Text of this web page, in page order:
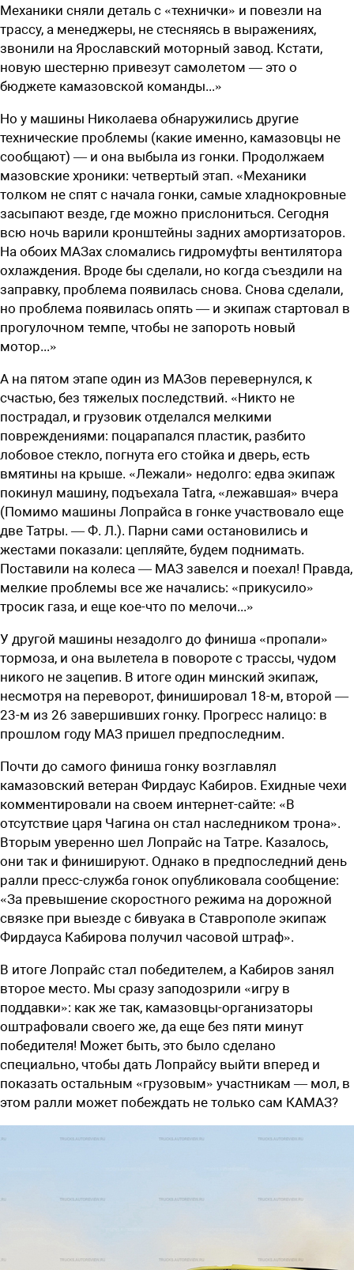
Механики сняли деталь с «технички» и повезли на
трассу, а менеджеры, не стесняясь в выражениях,
звонили на Ярославский моторный завод. Кстати,
новую шестерню привезут самолетом — это о
бюджете камазовской команды...»
Но у машины Николаева обнаружились другие
технические проблемы (какие именно, камазовцы не
сообщают) — и она выбыла из гонки. Продолжаем
мазовские хроники: четвертый этап. «Механики
толком не спят с начала гонки, самые хладнокровные
засыпают везде, где можно прислониться. Сегодня
всю ночь варили кронштейны задних амортизаторов.
На обоих МАЗах сломались гидромуфты вентилятора
охлаждения. Вроде бы сделали, но когда съездили на
заправку, проблема появилась снова. Снова сделали,
но проблема появилась опять — и экипаж стартовал в
прогулочном темпе, чтобы не запороть новый
мотор...»
А на пятом этапе один из МАЗов перевернулся, к
счастью, без тяжелых последствий. «Никто не
пострадал, и грузовик отделался мелкими
повреждениями: поцарапался пластик, разбито
лобовое стекло, погнута его стойка и дверь, есть
вмятины на крыше. «Лежали» недолго: едва экипаж
покинул машину, подъехала Tatra, «лежавшая» вчера
(Помимо машины Лопрайса в гонке участвовало еще
две Татры. — Ф. Л.). Парни сами остановились и
жестами показали: цепляйте, будем поднимать.
Поставили на колеса — МАЗ завелся и поехал! Правда,
мелкие проблемы все же начались: «прикусило»
тросик газа, и еще кое-что по мелочи...»
У другой машины незадолго до финиша «пропали»
тормоза, и она вылетела в повороте с трассы, чудом
никого не зацепив. В итоге один минский экипаж,
несмотря на переворот, финишировал 18-м, второй —
23-м из 26 завершивших гонку. Прогресс налицо: в
прошлом году МАЗ пришел предпоследним.
Почти до самого финиша гонку возглавлял
камазовский ветеран Фирдаус Кабиров. Ехидные чехи
комментировали на своем интернет-сайте: «В
отсутствие царя Чагина он стал наследником трона».
Вторым уверенно шел Лопрайс на Татре. Казалось,
они так и финишируют. Однако в предпоследний день
ралли пресс-служба гонок опубликовала сообщение:
«За превышение скоростного режима на дорожной
связке при выезде с бивуака в Ставрополе экипаж
Фирдауса Кабирова получил часовой штраф».
В итоге Лопрайс стал победителем, а Кабиров занял
второе место. Мы сразу заподозрили «игру в
поддавки»: как же так, камазовцы-организаторы
оштрафовали своего же, да еще без пяти минут
победителя! Может быть, это было сделано
специально, чтобы дать Лопрайсу выйти вперед и
показать остальным «грузовым» участникам — мол, в
этом ралли может побеждать не только сам КАМАЗ?